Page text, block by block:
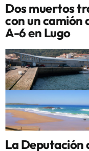
Dos muertos
con un camión
A-6 en Lugo
La Deputación